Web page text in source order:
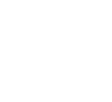
adresser